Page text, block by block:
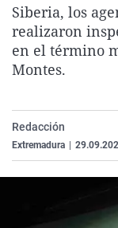
Siberia, los
realizaron
en el término
Montes.
Redacción
Extremadura